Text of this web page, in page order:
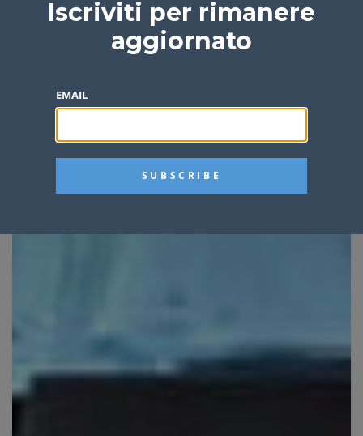
Iscriviti per rimanere
aggiornato
EMAIL